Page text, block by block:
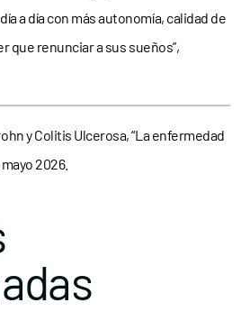
a día con más autonomía, calidad de
que renunciar a sus sueños”,
y Colitis Ulcerosa, “La enfermedad
2026.